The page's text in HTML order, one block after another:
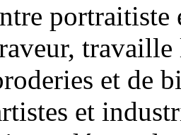
portraitiste
et de
et